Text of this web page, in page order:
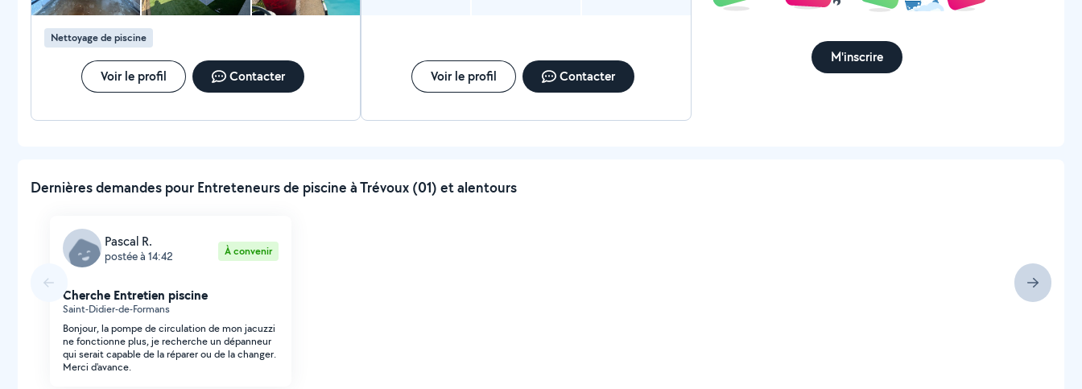
Nettoyage de piscine
Voir le profil Contacter Voir le profil Contacter
M'inscrire
Dernières demandes pour Entreteneurs de piscine à Trévoux (01) et alentours
Pascal R.
postée à 14:42 À convenir
Cherche Entretien piscine
Saint-Didier-de-Formans
Bonjour, la pompe de circulation de mon jacuzzi
ne fonctionne plus, je recherche un dépanneur
qui serait capable de la réparer ou de la changer.
Merci d'avance.